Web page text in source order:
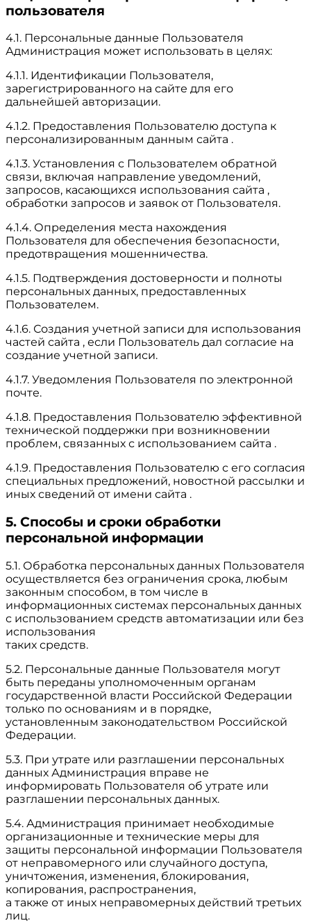
пользователя
4.1. Персональные данные Пользователя
Администрация может использовать в целях:
4.1.1. Идентификации Пользователя,
зарегистрированного на сайте для его
дальнейшей авторизации.
4.1.2. Предоставления Пользователю доступа к
персонализированным данным сайта .
4.1.3. Установления с Пользователем обратной
связи, включая направление уведомлений,
запросов, касающихся использования сайта ,
обработки запросов и заявок от Пользователя.
4.1.4. Определения места нахождения
Пользователя для обеспечения безопасности,
предотвращения мошенничества.
4.1.5. Подтверждения достоверности и полноты
персональных данных, предоставленных
Пользователем.
4.1.6. Создания учетной записи для использования
частей сайта , если Пользователь дал согласие на
создание учетной записи.
4.1.7. Уведомления Пользователя по электронной
почте.
4.1.8. Предоставления Пользователю эффективной
технической поддержки при возникновении
проблем, связанных с использованием сайта .
4.1.9. Предоставления Пользователю с его согласия
специальных предложений, новостной рассылки и
иных сведений от имени сайта .
5. Способы и сроки обработки
персональной информации
5.1. Обработка персональных данных Пользователя
осуществляется без ограничения срока, любым
законным способом, в том числе в
информационных системах персональных данных
с использованием средств автоматизации или без
использования
таких средств.
5.2. Персональные данные Пользователя могут
быть переданы уполномоченным органам
государственной власти Российской Федерации
только по основаниям и в порядке,
установленным законодательством Российской
Федерации.
5.3. При утрате или разглашении персональных
данных Администрация вправе не
информировать Пользователя об утрате или
разглашении персональных данных.
5.4. Администрация принимает необходимые
организационные и технические меры для
защиты персональной информации Пользователя
от неправомерного или случайного доступа,
уничтожения, изменения, блокирования,
копирования, распространения,
а также от иных неправомерных действий третьих
лиц.